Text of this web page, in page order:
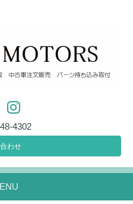
4302
わせ